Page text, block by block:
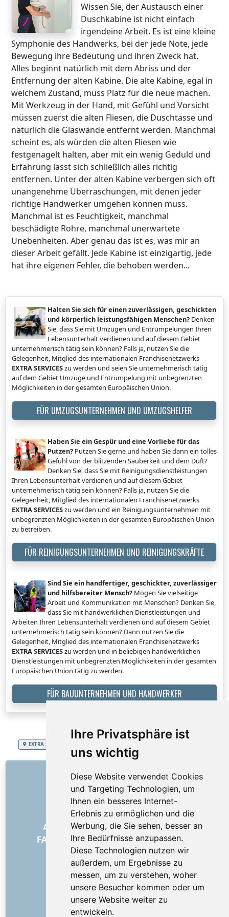
Ihre Privatsphäre ist
uns wichtig
Diese Website verwendet Cookies
und Targeting Technologien, um
Ihnen ein besseres Internet-
Erlebnis zu ermöglichen und die
Werbung, die Sie sehen, besser an
Ihre Bedürfnisse anzupassen.
Diese Technologien nutzen wir
außerdem, um Ergebnisse zu
messen, um zu verstehen, woher
unsere Besucher kommen oder um
unsere Website weiter zu
entwickeln.
Wissen Sie, der Austausch einer
Duschkabine ist nicht einfach
irgendeine Arbeit. Es ist eine kleine
Symphonie des Handwerks, bei der jede Note, jede
Bewegung ihre Bedeutung und ihren Zweck hat.
Alles beginnt natürlich mit dem Abriss und der
Entfernung der alten Kabine. Die alte Kabine, egal in
welchem Zustand, muss Platz für die neue machen.
Mit Werkzeug in der Hand, mit Gefühl und Vorsicht
müssen zuerst die alten Fliesen, die Duschtasse und
natürlich die Glaswände entfernt werden. Manchmal
scheint es, als würden die alten Fliesen wie
festgenagelt halten, aber mit ein wenig Geduld und
Erfahrung lässt sich schließlich alles richtig
entfernen. Unter der alten Kabine verbergen sich oft
unangenehme Überraschungen, mit denen jeder
richtige Handwerker umgehen können muss.
Manchmal ist es Feuchtigkeit, manchmal
beschädigte Rohre, manchmal unerwartete
Unebenheiten. Aber genau das ist es, was mir an
dieser Arbeit gefällt. Jede Kabine ist einzigartig, jede
hat ihre eigenen Fehler, die behoben werden...
Halten Sie sich für einen zuverlässigen, geschickten
und körperlich leistungsfähigen Menschen? Denken
Sie, dass Sie mit Umzügen und Entrümpelungen Ihren
Lebensunterhalt verdienen und auf diesem Gebiet
unternehmerisch tätig sein können? Falls ja, nutzen Sie die
Gelegenheit, Mitglied des internationalen Franchisenetzwerks
EXTRA SERVICESzu werden und seien Sie unternehmerisch tätig
auf dem Gebiet Umzüge und Entrümpelung mit unbegrenzten
Möglichkeiten in der gesamten Europäischen Union.
FÜR UMZUGSUNTERNEHMEN UND UMZUGSHELFER
Haben Sie ein Gespür und eine Vorliebe für das
Putzen? Putzen Sie gerne und haben Sie dann ein tolles
Gefühl von der blitzenden Sauberkeit und dem Duft?
Denken Sie, dass Sie mit Reinigungsdienstleistungen
Ihren Lebensunterhalt verdienen und auf diesem Gebiet
unternehmerisch tätig sein können? Falls ja, nutzen Sie die
Gelegenheit, Mitglied des internationalen Franchisenetzwerks
EXTRA SERVICESzu werden und ein Reinigungsunternehmen mit
unbegrenzten Möglichkeiten in der gesamten Europäischen Union
zu betreiben.
FÜR REINIGUNGSUNTERNEHMEN UND REINIGUNGSKRÄFTE
Sind Sie ein handfertiger, geschickter, zuverlässiger
und hilfsbereiter Mensch? Mögen Sie vielseitige
Arbeit und Kommunikation mit Menschen? Denken Sie,
dass Sie mit handwerklichen Dienstleistungen und
Arbeiten Ihren Lebensunterhalt verdienen und auf diesem Gebiet
unternehmerisch tätig sein können? Dann nutzen Sie die
Gelegenheit, Mitglied des internationalen Franchisenetzwerks
EXTRA SERVICESzu werden und in beliebigen handwerklichen
Dienstleistungen mit unbegrenzten Möglichkeiten in der gesamten
Europäischen Union tätig zu werden.
FÜR BAUUNTERNEHMEN UND HANDWERKER
EXTRA SERVICES
LINKS
Über uns
Wie alles begann
Preisliste
Allgemeine Geschäftsbedingungen
FAQ – für Besteller FAQ – für Anbieter
Werbung und Marketing
Blog
Impressum
Kontakt
SOZIALE NETZWERKE